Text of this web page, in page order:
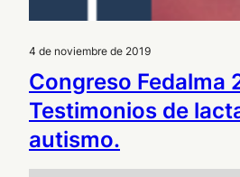
4 de noviembre de 2019
Congreso Fedalma
Testimonios de
autismo.